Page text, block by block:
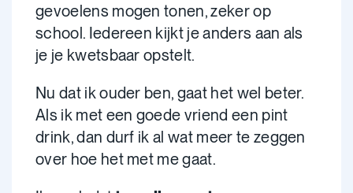
gevoelens mogen tonen, zeker op
school. Iedereen kijkt je anders aan als
je je kwetsbaar opstelt.
Nu dat ik ouder ben, gaat het wel beter.
Als ik met een goede vriend een pint
drink, dan durf ik al wat meer te zeggen
over hoe het met me gaat.